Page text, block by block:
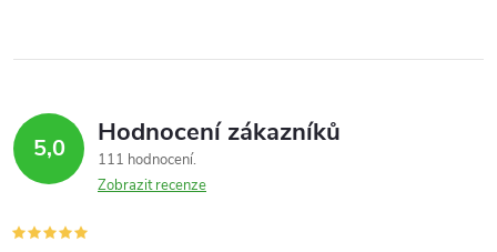
5,0 Hodnocení zákazníků
111 hodnocení
Zobrazit recenze